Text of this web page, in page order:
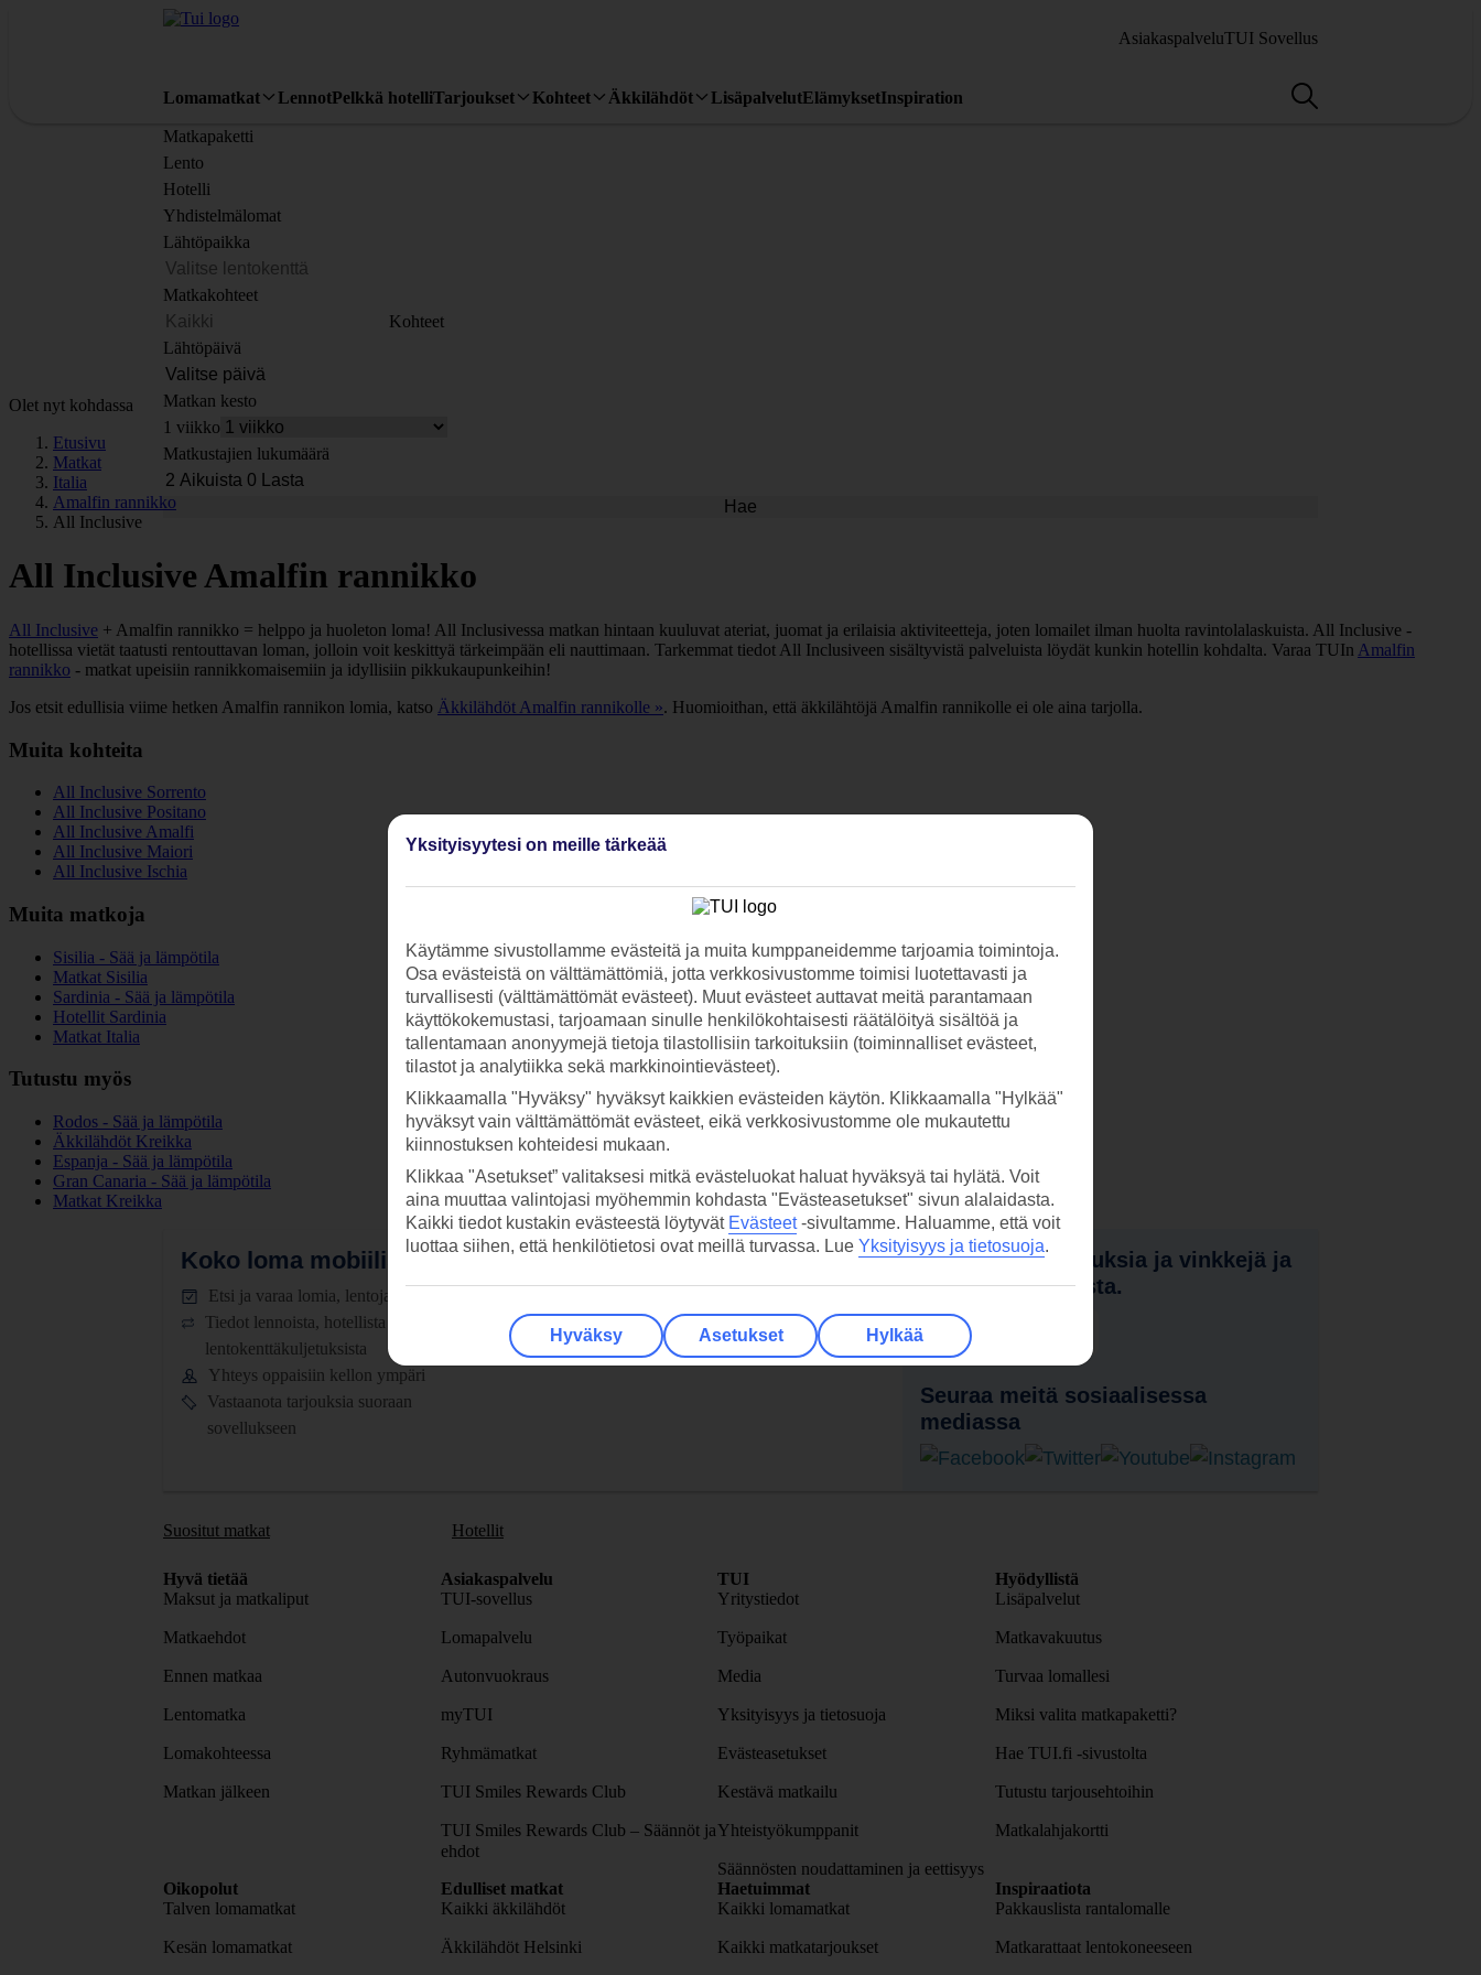
AsiakaspalveluTUI Sovellus
Lomamatkat LennotPelkkä hotelliTarjoukset Kohteet Äkkilähdöt LisäpalvelutElämyksetInspiration
Matkapaketti
Lento
Hotelli
Yhdistelmälomat
Lähtöpaikka
Matkakohteet
Kohteet
Lähtöpäivä
Matkan kesto
1 viikko
Matkustajien lukumäärä
Hae
Olet nyt kohdassa
Etusivu
Matkat
Italia
Amalfin rannikko
All Inclusive
All Inclusive Amalfin rannikko
All Inclusive + Amalfin rannikko = helppo ja huoleton loma! All Inclusivessa matkan hintaan kuuluvat ateriat, juomat ja erilaisia aktiviteetteja, joten lomailet ilman huolta ravintolalaskuista. All Inclusive -
hotellissa vietät taatusti rentouttavan loman, jolloin voit keskittyä tärkeimpään eli nauttimaan. Tarkemmat tiedot All Inclusiveen sisältyvistä palveluista löydät kunkin hotellin kohdalta. Varaa TUIn Amalfin
rannikko - matkat upeisiin rannikkomaisemiin ja idyllisiin pikkukaupunkeihin!
Jos etsit edullisia viime hetken Amalfin rannikon lomia, katso Äkkilähdöt Amalfin rannikolle ». Huomioithan, että äkkilähtöjä Amalfin rannikolle ei ole aina tarjolla.
Muita kohteita
All Inclusive Sorrento
All Inclusive Positano
All Inclusive Amalfi
All Inclusive Maiori
All Inclusive Ischia
Muita matkoja
Sisilia - Sää ja lämpötila
Matkat Sisilia
Sardinia - Sää ja lämpötila
Hotellit Sardinia
Matkat Italia
Tutustu myös
Rodos - Sää ja lämpötila
Äkkilähdöt Kreikka
Espanja - Sää ja lämpötila
Gran Canaria - Sää ja lämpötila
Matkat Kreikka
Koko loma mobiilissa.Lataa TUI-sovellus nyt!
Etsi ja varaa lomia, lentoja ja hotelleja
Tiedot lennoista, hotellista ja
lentokenttäkuljetuksista
Yhteys oppaisiin kellon ympäri
Vastaanota tarjouksia suoraan
sovellukseen
QR-koodi puhelimesi kameralla.
Vastaanota tarjouksia ja vinkkejä ja
tietoja uutuuksista.
Tilaa uutiskirje
Seuraa meitä sosiaalisessa
mediassa
Suositut matkat Hotellit
Hyvä tietää
Maksut ja matkaliput
Matkaehdot
Ennen matkaa
Lentomatka
Lomakohteessa
Matkan jälkeen
Asiakaspalvelu
TUI-sovellus
Lomapalvelu
Autonvuokraus
myTUI
Ryhmämatkat
TUI Smiles Rewards Club
TUI Smiles Rewards Club – Säännöt ja
ehdot
TUI
Yritystiedot
Työpaikat
Media
Yksityisyys ja tietosuoja
Evästeasetukset
Kestävä matkailu
Yhteistyökumppanit
Säännösten noudattaminen ja eettisyys
Hyödyllistä
Lisäpalvelut
Matkavakuutus
Turvaa lomallesi
Miksi valita matkapaketti?
Hae TUI.fi -sivustolta
Tutustu tarjousehtoihin
Matkalahjakortti
Oikopolut
Talven lomamatkat
Kesän lomamatkat
Edulliset matkat
Kaikki äkkilähdöt
Äkkilähdöt Helsinki
Haetuimmat
Kaikki lomamatkat
Kaikki matkatarjoukset
Inspiraatiota
Pakkauslista rantalomalle
Matkarattaat lentokoneeseen
Yksityisyytesi on meille tärkeää
Käytämme sivustollamme evästeitä ja muita kumppaneidemme tarjoamia toimintoja.
Osa evästeistä on välttämättömiä, jotta verkkosivustomme toimisi luotettavasti ja
turvallisesti (välttämättömät evästeet). Muut evästeet auttavat meitä parantamaan
käyttökokemustasi, tarjoamaan sinulle henkilökohtaisesti räätälöityä sisältöä ja
tallentamaan anonyymejä tietoja tilastollisiin tarkoituksiin (toiminnalliset evästeet,
tilastot ja analytiikka sekä markkinointievästeet).
Klikkaamalla "Hyväksy" hyväksyt kaikkien evästeiden käytön. Klikkaamalla "Hylkää"
hyväksyt vain välttämättömät evästeet, eikä verkkosivustomme ole mukautettu
kiinnostuksen kohteidesi mukaan.
Klikkaa "Asetukset” valitaksesi mitkä evästeluokat haluat hyväksyä tai hylätä. Voit
aina muuttaa valintojasi myöhemmin kohdasta "Evästeasetukset" sivun alalaidasta.
Kaikki tiedot kustakin evästeestä löytyvät Evästeet-sivultamme. Haluamme, että voit
luottaa siihen, että henkilötietosi ovat meillä turvassa. Lue Yksityisyys ja tietosuoja.
Hyväksy Asetukset Hylkää